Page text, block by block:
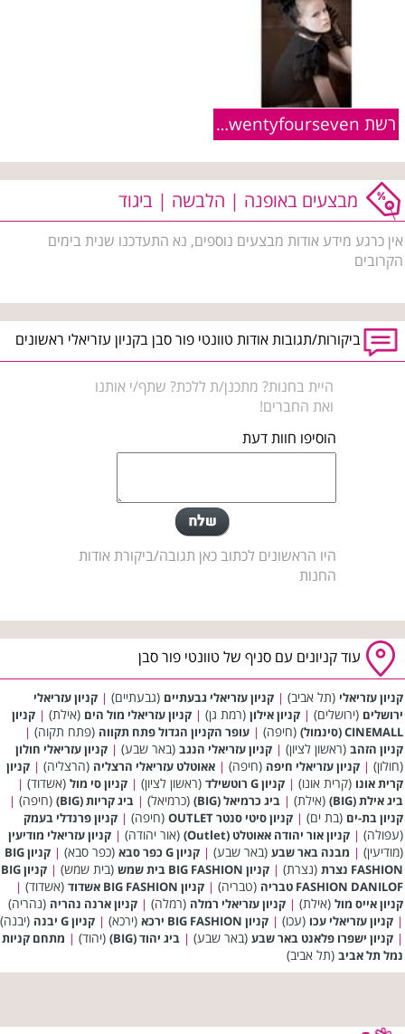
רשת Twentyfourseven :: פריטים מקולקציית חורף 2010/11
מבצעים באופנה | הלבשה | ביגוד
אין כרגע מידע אודות מבצעים נוספים, נא התעדכנו שנית בימים
הקרובים
ביקורות/תגובות אודות טוונטי פור סבן בקניון עזריאלי ראשונים
היית בחנות? מתכנן/ת ללכת? שתף/י אותנו
ואת החברים!
הוסיפו חוות דעת
היו הראשונים לכתוב כאן תגובה/ביקורת אודות
החנות
עוד קניונים עם סניף של טוונטי פור סבן
קניון עזריאלי (תל אביב) | קניון עזריאלי גבעתיים (גבעתיים) | קניון עזריאלי
ירושלים (ירושלים) | קניון אילון (רמת גן) | קניון עזריאלי מול הים (אילת) | קניון
CINEMALL (סינמול)
(חיפה) | עופר הקניון הגדול פתח תקווה (פתח תקוה) |
קניון הזהב (ראשון לציון) | קניון עזריאלי הנגב (באר שבע) | קניון עזריאלי חולון
(חולון) | קניון עזריאלי חיפה (חיפה) | אאוטלט עזריאלי הרצליה (הרצליה) | קניון
קרית אונו (קרית אונו) | קניון G רוטשילד (ראשון לציון) | קניון סי מול (אשדוד) |
ביג אילת (BIG)
(אילת) | ביג כרמיאל (BIG) (כרמיאל) | ביג קריות (BIG) (חיפה) |
קניון בת-ים (בת ים) | קניון סיטי סנטר OUTLET (חיפה) | קניון פרנדלי בעמק
(עפולה) | קניון אור יהודה אאוטלט (Outlet) (אור יהודה) | קניון עזריאלי מודיעין
(מודיעין) | מבנה באר שבע (באר שבע) | קניון G כפר סבא (כפר סבא) |
קניון BIG
FASHION נצרת
(נצרת) | קניון BIG FASHION בית שמש (בית שמש) |
קניון BIG
FASHION DANILOF טבריה
(טבריה) | קניון BIG FASHION אשדוד (אשדוד) |
קניון אייס מול (אילת) | קניון עזריאלי רמלה (רמלה) | קניון ארנה נהריה (נהריה)
| קניון עזריאלי עכו (עכו) | קניון BIG FASHION ירכא (ירכא) | קניון G יבנה (יבנה)
| קניון ישפרו פלאנט באר שבע (באר שבע) | ביג יהוד (BIG) (יהוד) | מתחם קניות
נמל תל אביב (תל אביב)